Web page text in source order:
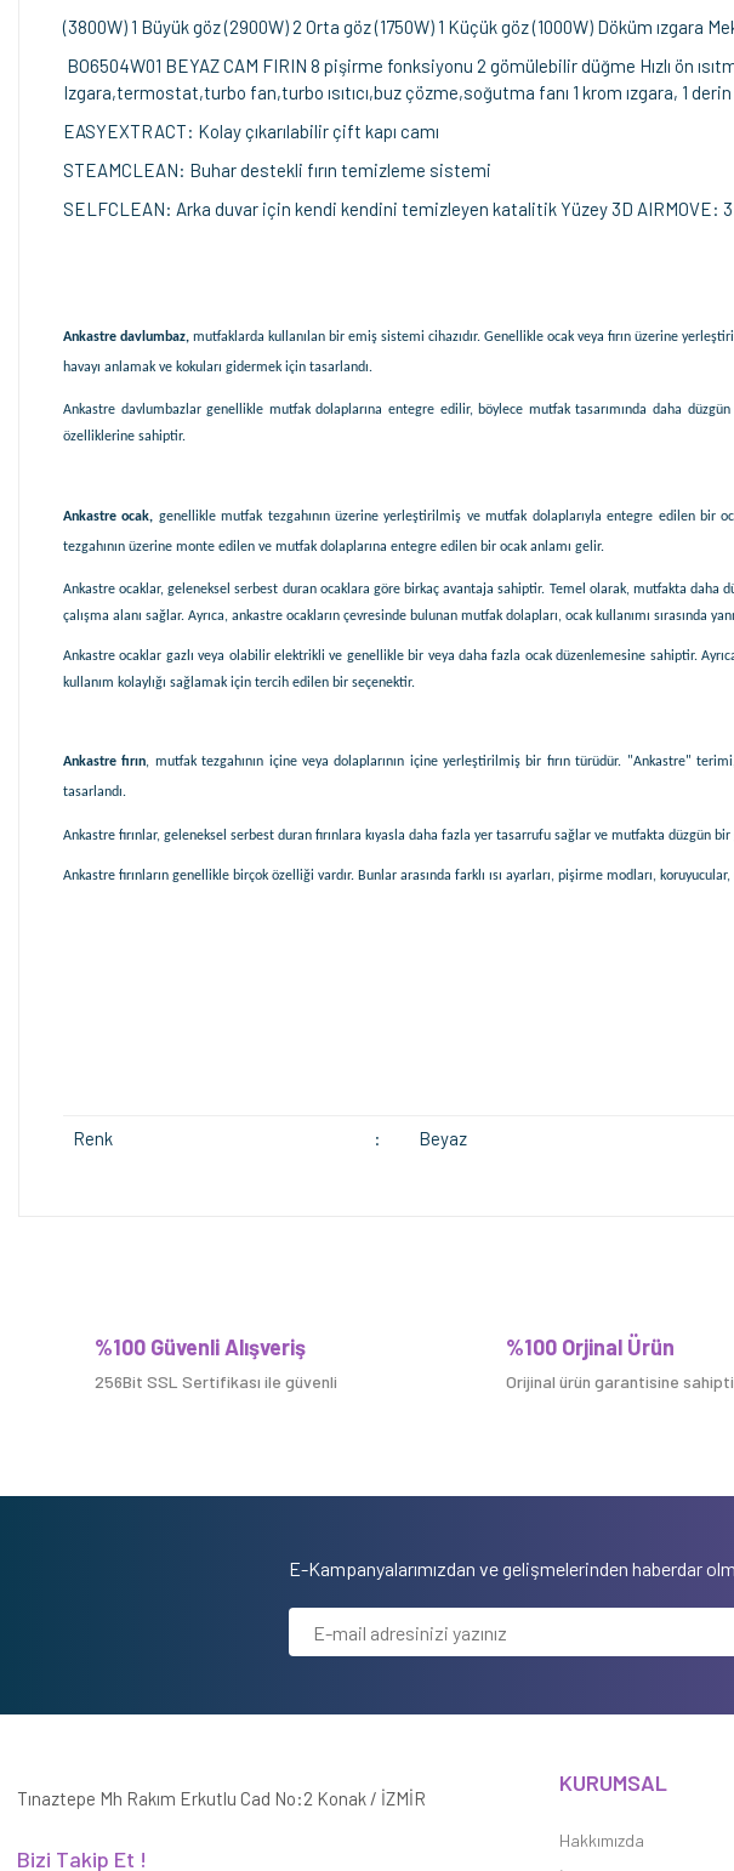
(3800W) 1 Büyük göz (2900W) 2 Orta göz (1750W) 1 Küçük göz (1000W) Döküm
BO6504W01 BEYAZ CAM FIRIN 8 pişirme fonksiyonu 2 gömülebilir düğme Hızlı ön
Izgara,termostat,turbo fan,turbo ısıtıcı,buz çözme,soğutma fanı 1 krom ızgara, 1
EASYEXTRACT: Kolay çıkarılabilir çift kapı camı
STEAMCLEAN: Buhar destekli fırın temizleme sistemi
SELFCLEAN: Arka duvar için kendi kendini temizleyen katalitik Yüzey 3D AIRMOVE:
Ankastre davlumbaz, mutfaklarda kullanılan bir emiş sistemi cihazıdır. Genellikle ocak veya fırın üzerine
havayı anlamak ve kokuları gidermek için tasarlandı.
Ankastre davlumbazlar genellikle mutfak dolaplarına entegre edilir, böylece mutfak tasarımında daha
özelliklerine sahiptir.
Ankastre ocak, genellikle mutfak tezgahının üzerine yerleştirilmiş ve mutfak dolaplarıyla entegre edilen
tezgahının üzerine monte edilen ve mutfak dolaplarına entegre edilen bir ocak anlamı gelir.
Ankastre ocaklar, geleneksel serbest duran ocaklara göre birkaç avantaja sahiptir. Temel olarak, mutfakta
çalışma alanı sağlar. Ayrıca, ankastre ocakların çevresinde bulunan mutfak dolapları, ocak kullanımı sırasında
Ankastre ocaklar gazlı veya olabilir elektrikli ve genellikle bir veya daha fazla ocak düzenlemesine sahiptir.
kullanım kolaylığı sağlamak için tercih edilen bir seçenektir.
Ankastre fırın, mutfak tezgahının içine veya dolaplarının içine yerleştirilmiş bir fırın türüdür. "Ankastre"
tasarlandı.
Ankastre fırınlar, geleneksel serbest duran fırınlara kıyasla daha fazla yer tasarrufu sağlar ve mutfakta düzgün
Ankastre fırınların genellikle birçok özelliği vardır. Bunlar arasında farklı ısı ayarları, pişirme modları,
Renk : Beyaz
%100 Güvenli Alışveriş
256Bit SSL Sertifikası ile güvenli
%100 Orjinal Ürün
Orijinal ürün garantisine
E-Kampanyalarımızdan ve gelişmelerinden haberdar
Tınaztepe Mh Rakım Erkutlu Cad No:2 Konak / İZMİR
Bizi Takip Et !
KURUMSAL
Hakkımızda